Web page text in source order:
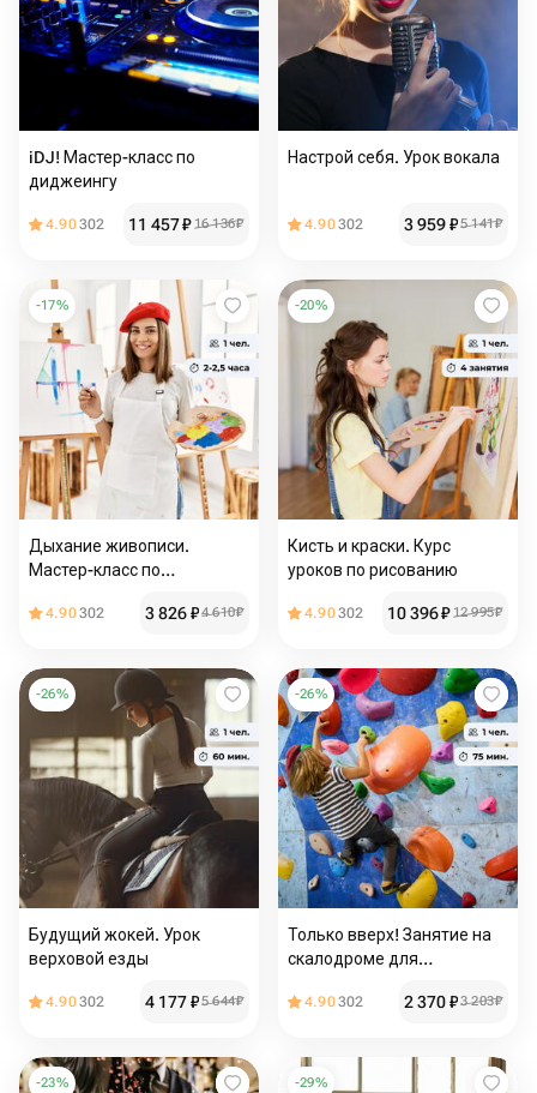
iDJ! Мастер-класс по
диджеингу
4.90302 11 457₽ 16 136₽
Настрой себя. Урок вокала
4.90302 3 959₽5 141₽
-17%
Дыхание живописи.
Мастер-класс по
4.90302 3 826₽4 610₽
-20%
Кисть и краски. Курс
уроков по рисованию
4.90302 10 396₽ 12 995₽
-26%
Будущий жокей. Урок
верховой езды
4.90302 4 177₽5 644₽
-26%
Только вверх! Занятие на
скалодроме для
4.90302 2 370₽3 203₽
-23% -29%